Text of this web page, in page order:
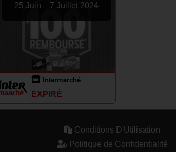
25 Juin – 7 Juillet 2024
Intermarché
EXPIRÉ
Conditions D'Utilisation
Politique de Confidentialité